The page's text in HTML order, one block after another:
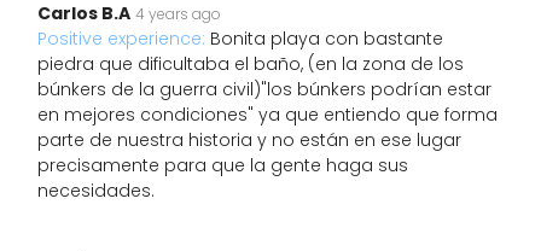
Carlos B.A 4 years ago
Positive experience: Bonita playa con bastante
piedra que dificultaba el baño, (en la zona de los
búnkers de la guerra civil)"los búnkers podrían estar
en mejores condiciones" ya que entiendo que forma
parte de nuestra historia y no están en ese lugar
precisamente para que la gente haga sus
necesidades.